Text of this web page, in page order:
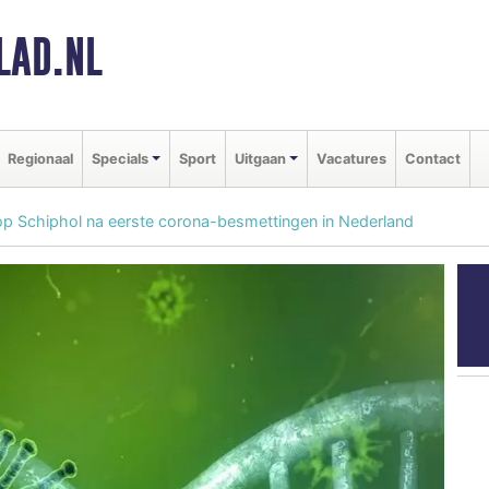
Regionaal Specials Sport Uitgaan Vacatures Contact
Schiphol na eerste corona-besmettingen in Nederland